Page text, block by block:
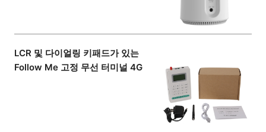
LCR 및 다이얼링 키패드가 있는
Follow Me 고정 무선 터미널 4G